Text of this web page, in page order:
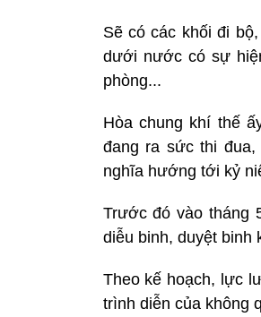
Sẽ có các khối đi
dưới nước có sự
phòng...
Hòa chung khí thế
đang ra sức thi
nghĩa hướng tới kỷ
Trước đó vào tháng
diễu binh, duyệt binh
Theo kế hoạch, lực
trình diễn của không